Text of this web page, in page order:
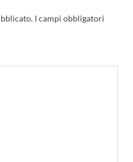
I campi obbligatori